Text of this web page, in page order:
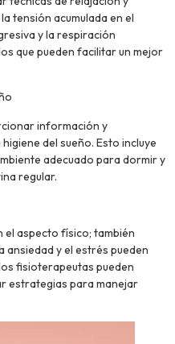
tensión acumulada en el
y la respiración
que pueden facilitar un mejor
información y
del sueño. Esto incluye
adecuado para dormir y
regular.
aspecto físico; también
y el estrés pueden
fisioterapeutas pueden
estrategias para manejar